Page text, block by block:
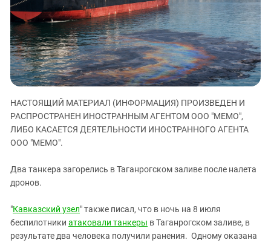
ЗАСТАВЛЯЕТ
КАВКАЗ ЗА ПАЛЕСТИНУ
ИНАКОМЫСЛИЕ В ЧЕЧНЕ
ПРЕСЛЕДОВАНИЕ АКТИВИСТОВ
МОБИЛИЗАЦИЯ И ПРОТЕСТЫ
Дагестан
Ингушетия
Кабардино-Балкария
Калмыкия
Карачаево-Черкесия
Краснодарский край
Российская Федерация
Северная Осетия - Алания
Ставропольский край
Чечня
НАСТОЯЩИЙ МАТЕРИАЛ (ИНФОРМАЦИЯ) ПРОИЗВЕДЕН И
РАСПРОСТРАНЕН ИНОСТРАННЫМ АГЕНТОМ ООО "МЕМО",
ЛИБО КАСАЕТСЯ ДЕЯТЕЛЬНОСТИ ИНОСТРАННОГО АГЕНТА
ООО "МЕМО".
Два танкера загорелись в Таганрогском заливе после налета
дронов.
"Кавказский узел" также писал, что в ночь на 8 июля
беспилотники атаковали танкеры в Таганрогском заливе, в
результате два человека получили ранения. Одному оказана